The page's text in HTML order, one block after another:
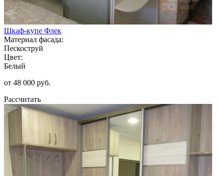
Шкаф-купе Флек
Материал фасада:
Пескоструй
Цвет:
Белый
от 48 000 руб.
Рассчитать